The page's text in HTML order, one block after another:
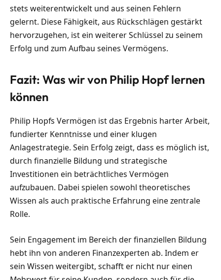
stets weiterentwickelt und aus seinen Fehlern
gelernt. Diese Fähigkeit, aus Rückschlägen gestärkt
hervorzugehen, ist ein weiterer Schlüssel zu seinem
Erfolg und zum Aufbau seines Vermögens.
Fazit: Was wir von Philip Hopf lernen
können
Philip Hopfs Vermögen ist das Ergebnis harter Arbeit,
fundierter Kenntnisse und einer klugen
Anlagestrategie. Sein Erfolg zeigt, dass es möglich ist,
durch finanzielle Bildung und strategische
Investitionen ein beträchtliches Vermögen
aufzubauen. Dabei spielen sowohl theoretisches
Wissen als auch praktische Erfahrung eine zentrale
Rolle.
Sein Engagement im Bereich der finanziellen Bildung
hebt ihn von anderen Finanzexperten ab. Indem er
sein Wissen weitergibt, schafft er nicht nur einen